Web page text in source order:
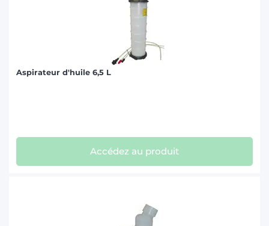
Aspirateur d'huile 6,5 L
Accédez au produit